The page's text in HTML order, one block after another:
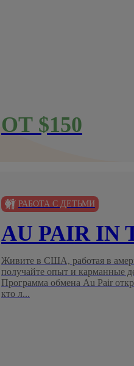
ОТ $150
РАБОТА С ДЕТЬМИ
AU PAIR IN
Живите в США, работая в
получайте опыт и карманные
Программа обмена Au Pair
кто л...